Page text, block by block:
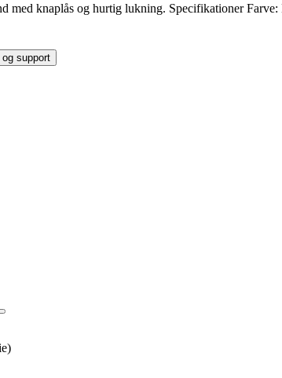
med knaplås og hurtig lukning. Specifikationer
og support